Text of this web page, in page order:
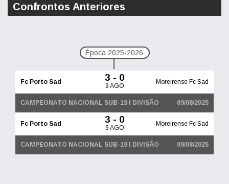
Confrontos Anteriores
Época 2025-2026
Fc Porto Sad 3 - 0
9 AGO
Moreirense Fc Sad
CAMPEONATO NACIONAL SUB-19 I DIVISÃO 09/08/2025
Fc Porto Sad 3 - 0
9 AGO
Moreirense Fc Sad
CAMPEONATO NACIONAL SUB-19 I DIVISÃO 09/08/2025